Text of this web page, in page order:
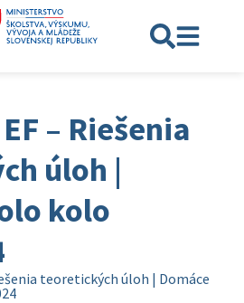
– Riešenia
úloh |
kolo
teoretických úloh | Domáce